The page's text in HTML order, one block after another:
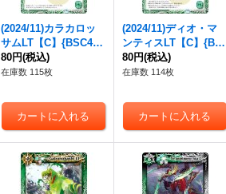
(2024/11)カラカロッ
サムLT【C】{BSC45-
032}《緑》
80円(税込)
在庫数 115枚
(2024/11)ディオ・マ
ンティスLT【C】{BS
C45-033}《緑》
80円(税込)
在庫数 114枚